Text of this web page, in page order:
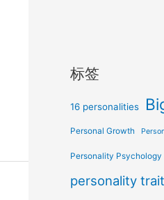
标签
16 personalities
Personal Growth
Personality Psychology
personality